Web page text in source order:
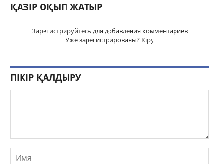
ҚАЗІР ОҚЫП ЖАТЫР
Зарегистрируйтесь для добавления комментариев
Уже зарегистрированы? Кіру
ПІКІР ҚАЛДЫРУ